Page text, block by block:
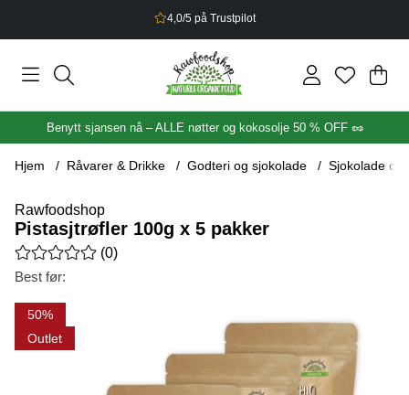
2,5% bonus på alt du handler
.
Benytt sjansen nå – ALLE nøtter og kokosolje 50 % OFF 🥜
Hjem Råvarer & Drikke Godteri og sjokolade Sjokolade og
Rawfoodshop
Pistasjtrøfler 100g x 5 pakker
Gjennomsnittlig rangering 0 av 5 Antall vurderinger 0
(0)
Best før:
50
Outlet
Produktbilder Pistasjtrøfler 100g x 5 pakker